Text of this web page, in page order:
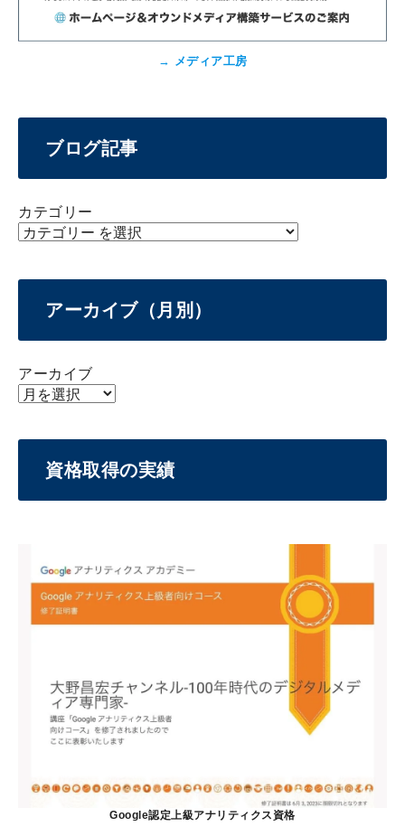
→ メディア工房
ブログ記事
カテゴリー
アーカイブ（月別）
アーカイブ
資格取得の実績
Google認定上級アナリティクス資格